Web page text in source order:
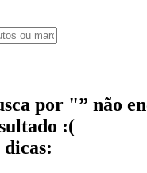
por "” não
:(
dicas: